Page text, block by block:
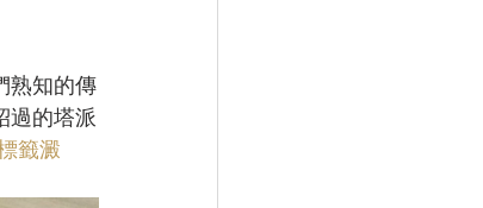
熟知的傳
過的塔派
籤澱